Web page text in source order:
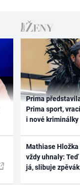
Prima
Prima sport,
i nové kriminálky
Mathiase
vždy uhnaly:
já, slibuje zpěvák